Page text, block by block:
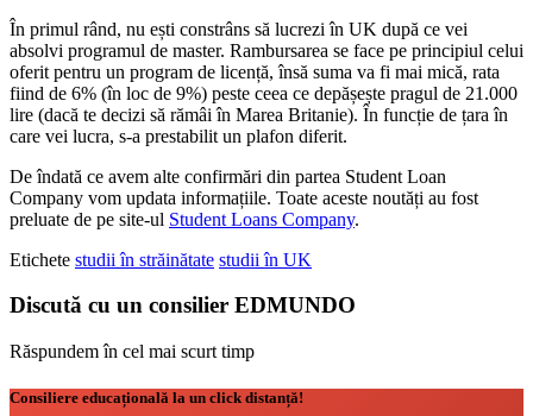
În primul rând, nu ești constrâns să lucrezi în UK după ce vei
absolvi programul de master. Rambursarea se face pe principiul celui
oferit pentru un program de licență, însă suma va fi mai mică, rata
fiind de 6% (în loc de 9%) peste ceea ce depășește pragul de 21.000
lire (dacă te decizi să rămâi în Marea Britanie). În funcție de țara în
care vei lucra, s-a prestabilit un plafon diferit.
De îndată ce avem alte confirmări din partea Student Loan
Company vom updata informațiile. Toate aceste noutăți au fost
preluate de pe site-ul Student Loans Company.
Etichete studii în străinătate studii în UK
Discută cu un consilier EDMUNDO
Răspundem în cel mai scurt timp
Consiliere educațională la un click distanță!